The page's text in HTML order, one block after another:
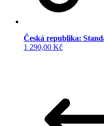
Česká republika:
1 290,00 Kč